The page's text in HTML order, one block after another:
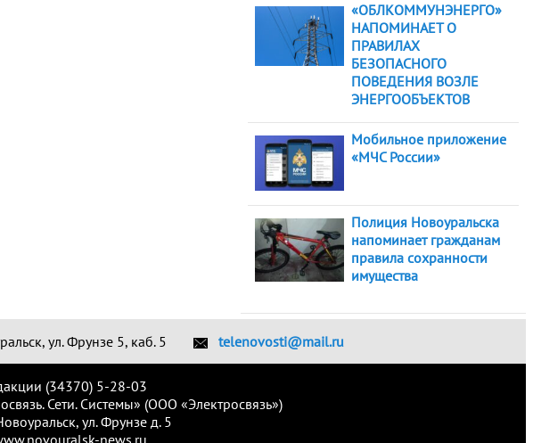
«ОБЛКОММУНЭНЕРГО»
НАПОМИНАЕТ О
ПРАВИЛАХ
БЕЗОПАСНОГО
ПОВЕДЕНИЯ ВОЗЛЕ
ЭНЕРГООБЪЕКТОВ
Мобильное приложение
«МЧС России»
Полиция Новоуральска
напоминает гражданам
правила сохранности
имущества
ул. Фрунзе 5, каб. 5 telenovosti@mail.ru
(34370) 5-28-03
Сети. Системы» (ООО «Электросвязь»)
ул. Фрунзе д. 5